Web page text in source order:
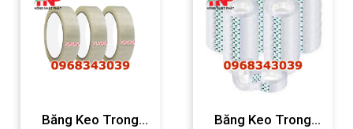
Băng Keo Trong
Băng Keo Trong